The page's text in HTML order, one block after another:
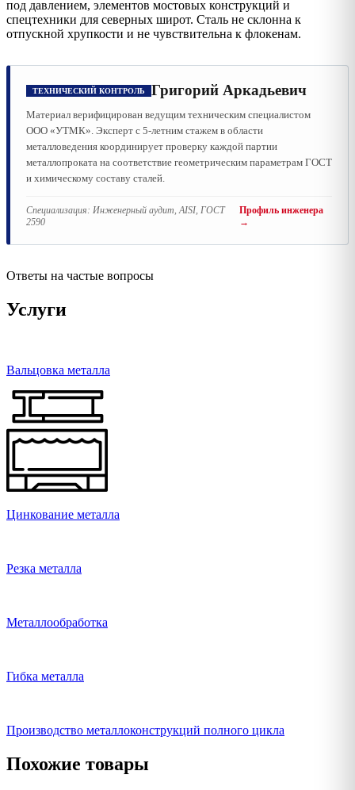
под давлением, элементов мостовых конструкций и
спецтехники для северных широт. Сталь не склонна к
отпускной хрупкости и не чувствительна к флокенам.
ТЕХНИЧЕСКИЙ КОНТРОЛЬ Григорий Аркадьевич
Материал верифицирован ведущим техническим специалистом
ООО «УТМК». Эксперт с 5-летним стажем в области
металловедения координирует проверку каждой партии
металлопроката на соответствие геометрическим параметрам ГОСТ
и химическому составу сталей.
Специализация: Инженерный аудит, AISI, ГОСТ
2590
Профиль инженера
→
Ответы на частые вопросы
Услуги
Вальцовка металла
Цинкование металла
Резка металла
Металлообработка
Гибка металла
Производство металлоконструкций полного цикла
Похожие товары